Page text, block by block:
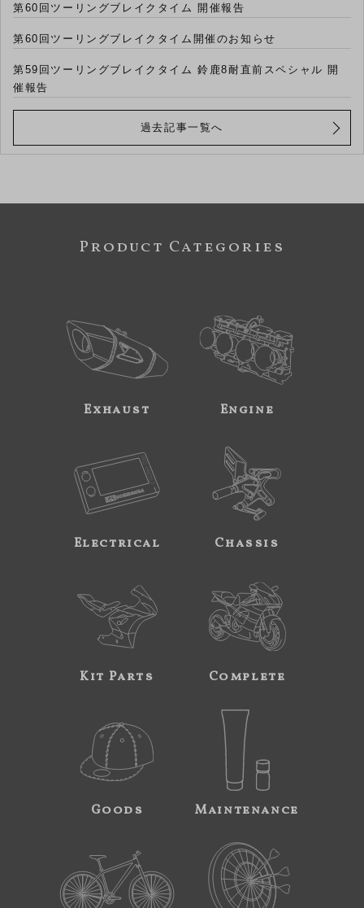
第60回ツーリングブレイクタイム 開催報告
第60回ツーリングブレイクタイム開催のお知らせ
第59回ツーリングブレイクタイム 鈴鹿8耐直前スペシャル 開
催報告
過去記事一覧へ
Product Categories
Exhaust Engine
Electrical Chassis
Kit Parts Complete
Goods Maintenance